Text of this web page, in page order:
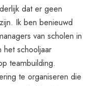
dat er geen
Ik ben benieuwd
van scholen in
het schooljaar
teambuilding.
te organiseren die